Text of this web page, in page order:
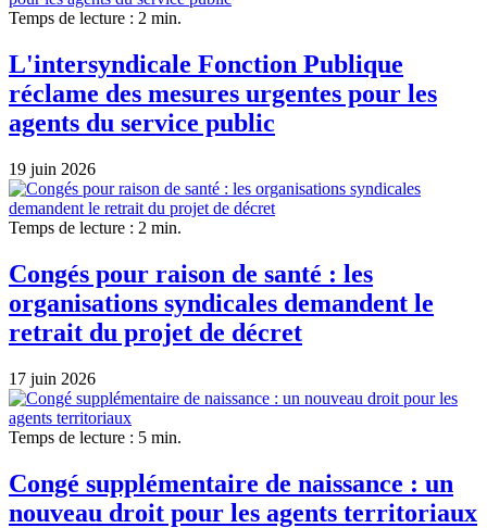
Temps de lecture : 2 min.
L'intersyndicale Fonction Publique
réclame des mesures urgentes pour les
agents du service public
19 juin 2026
Temps de lecture : 2 min.
Congés pour raison de santé : les
organisations syndicales demandent le
retrait du projet de décret
17 juin 2026
Temps de lecture : 5 min.
Congé supplémentaire de naissance : un
nouveau droit pour les agents territoriaux